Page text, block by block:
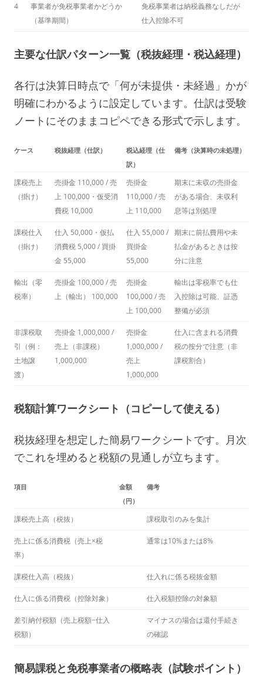
4
事業者が免税事業者かどうか
（基準期間）
免税事業者は納税義務なしだが
仕入控除不可
主要な仕訳パターン一覧（税抜経理・税込経理）
各行は決算日時点で「何が未提供・未経過」かが
明確にわかるように設定しています。仕訳は受験
ノートにそのままコピペできる形式で示します。
ケース 税抜経理（仕訳）
税込経理（仕
訳）
備考（決算時の未処理）
課税売上
（掛け）
売掛金 110,000 / 売
上 100,000・仮受消
費税 10,000
売掛金
110,000 / 売
上 110,000
期末に未収の売掛金
がある場合、未収利
息等は別処理
課税仕入
（掛け）
仕入 50,000・仮払
消費税 5,000 / 買掛
金 55,000
仕入 55,000 /
買掛金
55,000
期末に前払費用や未
払金があるときは按
分に注意
輸出（零
税率）
売掛金 100,000 / 売
上（輸出） 100,000
売掛金
100,000 / 売
上 100,000
輸出は零税率でも仕
入控除は可能、証憑
整備が必須
非課税取
引（例：
土地譲
渡）
売掛金 1,000,000 /
売上（非課税）
1,000,000
売掛金
1,000,000 /
売上
1,000,000
仕入に含まれる消費
税の按分で注意（非
課税割合）
税額計算ワークシート（コピーして使える）
税抜経理を想定した簡易ワークシートです。月次
でこれを埋めると税額の見通しが立ちます。
項目
金額
（円）
備考
課税売上高（税抜） 課税取引のみを集計
売上に係る消費税（売上×税
率）
通常は10%または8%
課税仕入高（税抜） 仕入れに係る税抜金額
仕入に係る消費税（控除対象） 仕入税額控除の対象額
差引納付税額（売上税額−仕入
税額）
マイナスの場合は還付手続き
の確認
簡易課税と免税事業者の概略表（試験ポイント）